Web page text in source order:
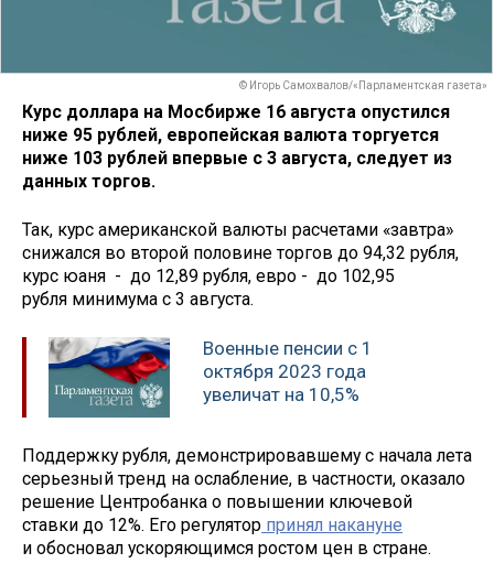
© Игорь Самохвалов/«Парламентская газета»
Курс доллара на Мосбирже 16 августа опустился
ниже 95 рублей, европейская валюта торгуется
ниже 103 рублей впервые с 3 августа, следует из
данных торгов.
Так, курс американской валюты расчетами «завтра»
снижался во второй половине торгов до 94,32 рубля,
курс юаня - до 12,89 рубля, евро - до 102,95
рубля минимума с 3 августа.
Военные пенсии с 1
октября 2023 года
увеличат на 10,5%
Поддержку рубля, демонстрировавшему с начала лета
серьезный тренд на ослабление, в частности, оказало
решение Центробанка о повышении ключевой
ставки до 12%. Его регулятор принял накануне
и обосновал ускоряющимся ростом цен в стране.